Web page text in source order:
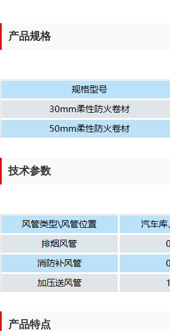
产品规格
技术参数
产品特点